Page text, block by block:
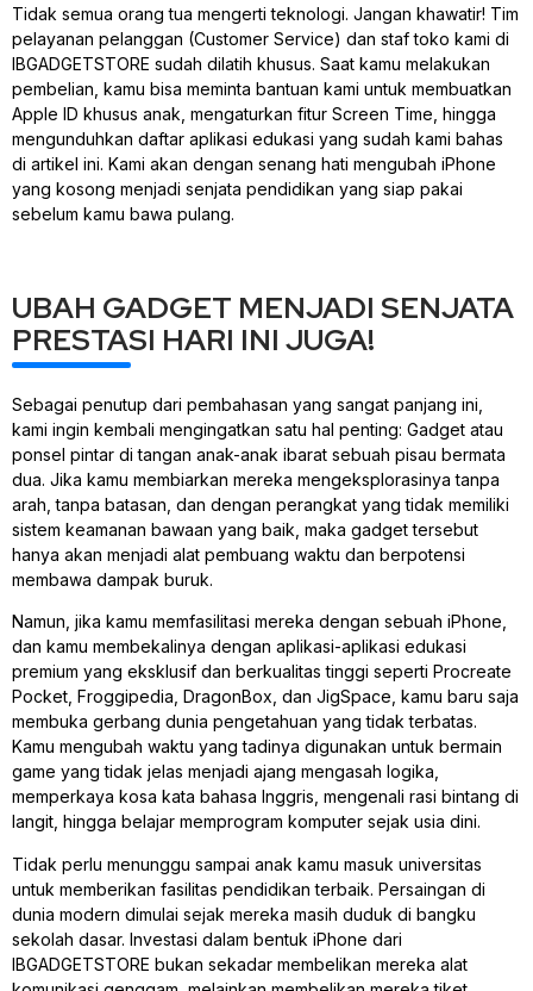
Tidak semua orang tua mengerti teknologi. Jangan khawatir! Tim
pelayanan pelanggan (Customer Service) dan staf toko kami di
IBGADGETSTORE sudah dilatih khusus. Saat kamu melakukan
pembelian, kamu bisa meminta bantuan kami untuk membuatkan
Apple ID khusus anak, mengaturkan fitur Screen Time, hingga
mengunduhkan daftar aplikasi edukasi yang sudah kami bahas
di artikel ini. Kami akan dengan senang hati mengubah iPhone
yang kosong menjadi senjata pendidikan yang siap pakai
sebelum kamu bawa pulang.
UBAH GADGET MENJADI SENJATA
PRESTASI HARI INI JUGA!
Sebagai penutup dari pembahasan yang sangat panjang ini,
kami ingin kembali mengingatkan satu hal penting: Gadget atau
ponsel pintar di tangan anak-anak ibarat sebuah pisau bermata
dua. Jika kamu membiarkan mereka mengeksplorasinya tanpa
arah, tanpa batasan, dan dengan perangkat yang tidak memiliki
sistem keamanan bawaan yang baik, maka gadget tersebut
hanya akan menjadi alat pembuang waktu dan berpotensi
membawa dampak buruk.
Namun, jika kamu memfasilitasi mereka dengan sebuah iPhone,
dan kamu membekalinya dengan aplikasi-aplikasi edukasi
premium yang eksklusif dan berkualitas tinggi seperti Procreate
Pocket, Froggipedia, DragonBox, dan JigSpace, kamu baru saja
membuka gerbang dunia pengetahuan yang tidak terbatas.
Kamu mengubah waktu yang tadinya digunakan untuk bermain
game yang tidak jelas menjadi ajang mengasah logika,
memperkaya kosa kata bahasa Inggris, mengenali rasi bintang di
langit, hingga belajar memprogram komputer sejak usia dini.
Tidak perlu menunggu sampai anak kamu masuk universitas
untuk memberikan fasilitas pendidikan terbaik. Persaingan di
dunia modern dimulai sejak mereka masih duduk di bangku
sekolah dasar. Investasi dalam bentuk iPhone dari
IBGADGETSTORE bukan sekadar membelikan mereka alat